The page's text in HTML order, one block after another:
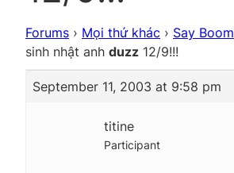
Forums › Mọi thứ khác › Say Boom
sinh nhật anh duzz 12/9!!!
September 11, 2003 at 9:58 pm
titine
Participant